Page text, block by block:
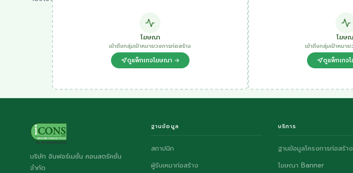
โฆษณา
เข้าถึงกลุ่มเป้าหมายวงการก่อสร้าง
ดูแพ็กเกจโฆษณา →
โฆษ
เข้าถึงกลุ่มเป้าหมา
ดูแพ็กเกจ
บริษัท อินฟอร์เมชั่น คอนสตรัคชั่น
จำกัด
ฐานข้อมูล
สถาปนิก
ผู้รับเหมาก่อสร้าง
บริการ
ฐานข้อมูลโครงการก่อสร้าง
โฆษณา Banner